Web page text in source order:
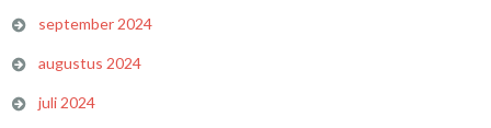
september 2024
augustus 2024
juli 2024